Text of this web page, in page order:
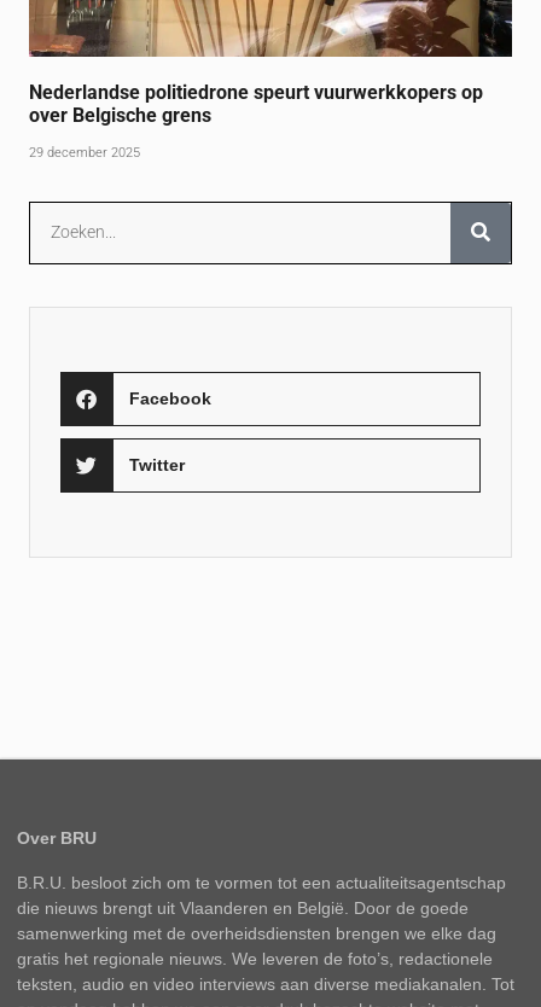
Nederlandse politiedrone speurt vuurwerkkopers op
over Belgische grens
29 december 2025
Facebook
Twitter
Over BRU
B.R.U. besloot zich om te vormen tot een actualiteitsagentschap
die nieuws brengt uit Vlaanderen en België. Door de goede
samenwerking met de overheidsdiensten brengen we elke dag
gratis het regionale nieuws. We leveren de foto’s, redactionele
teksten, audio en video interviews aan diverse mediakanalen. Tot